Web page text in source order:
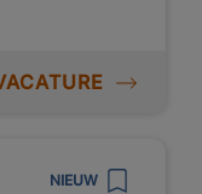
NIEUW